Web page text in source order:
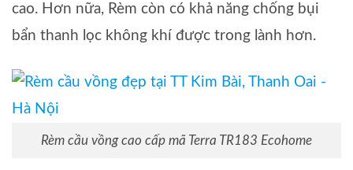
cao. Hơn nữa, Rèm còn có khả năng chống bụi
bẩn thanh lọc không khí được trong lành hơn.
Rèm cầu vồng cao cấp mã Terra TR183 Ecohome